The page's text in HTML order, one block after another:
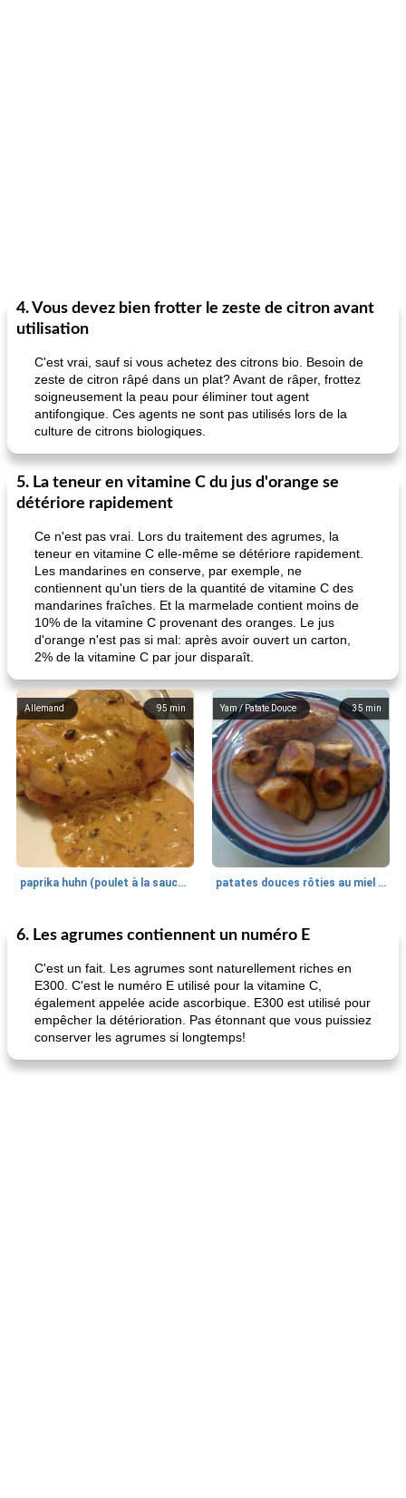
4. Vous devez bien frotter le zeste de citron avant
utilisation
C'est vrai, sauf si vous achetez des citrons bio. Besoin de
zeste de citron râpé dans un plat? Avant de râper, frottez
soigneusement la peau pour éliminer tout agent
antifongique. Ces agents ne sont pas utilisés lors de la
culture de citrons biologiques.
5. La teneur en vitamine C du jus d'orange se
détériore rapidement
Ce n'est pas vrai. Lors du traitement des agrumes, la
teneur en vitamine C elle-même se détériore rapidement.
Les mandarines en conserve, par exemple, ne
contiennent qu'un tiers de la quantité de vitamine C des
mandarines fraîches. Et la marmelade contient moins de
10% de la vitamine C provenant des oranges. Le jus
d'orange n'est pas si mal: après avoir ouvert un carton,
2% de la vitamine C par jour disparaît.
95 min
Allemand
paprika huhn (poulet à la sauce paprika).
35 min
Yam / Patate Douce
patates douces rôties au miel / kumara
25min
Petit déjeuner et brunch Viande et volaille
6. Les agrumes contiennent un numéro E
C'est un fait. Les agrumes sont naturellement riches en
E300. C'est le numéro E utilisé pour la vitamine C,
également appelée acide ascorbique. E300 est utilisé pour
empêcher la détérioration. Pas étonnant que vous puissiez
conserver les agrumes si longtemps!